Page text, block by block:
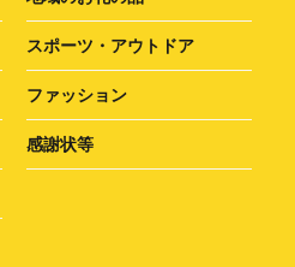
スポーツ・アウトドア
ファッション
感謝状等